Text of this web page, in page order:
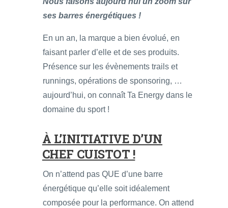
ses barres énergétiques !
En un an, la marque a bien évolué, en
faisant parler d’elle et de ses produits.
Présence sur les évènements trails et
runnings, opérations de sponsoring, …
aujourd’hui, on connaît Ta Energy dans le
domaine du sport !
À L’INITIATIVE D’UN
CHEF CUISTOT !
On n’attend pas QUE d’une barre
énergétique qu’elle soit idéalement
composée pour la performance. On attend